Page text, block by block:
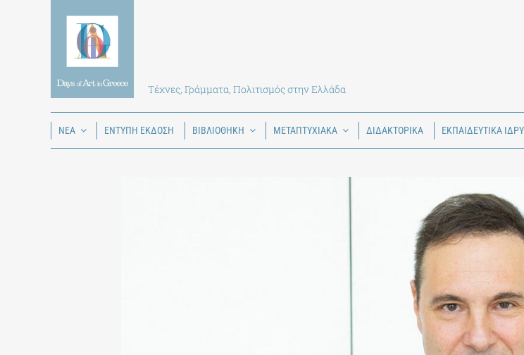
Τέχνες, Γράμματα, Πολιτισμός στην Ελλάδα
ΝΕΑ ΕΝΤΥΠΗ ΕΚΔΟΣΗ ΒΙΒΛΙΟΘΗΚΗ ΜΕΤΑΠΤΥΧΙΑΚΑ ΔΙΔΑΚΤΟΡΙΚΑ ΕΚΠΑΙΔΕΥΤΙΚΑ